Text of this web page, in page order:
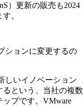
）更新の販売も2024
。
ションに変更するの
しいイノベーション
という、当社の複数
プです。VMware